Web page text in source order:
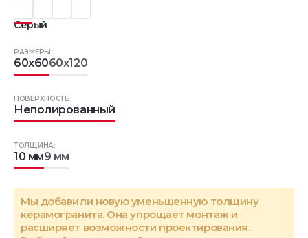
Серый
РАЗМЕРЫ:
60x6060x120
ТОЛЩИНА:
10 мм9 мм
ПОВЕРХНОСТЬ:
Неполированный
Мы добавили новую уменьшенную толщину
керамогранита. Она упрощает монтаж и
расширяет возможности проектирования.